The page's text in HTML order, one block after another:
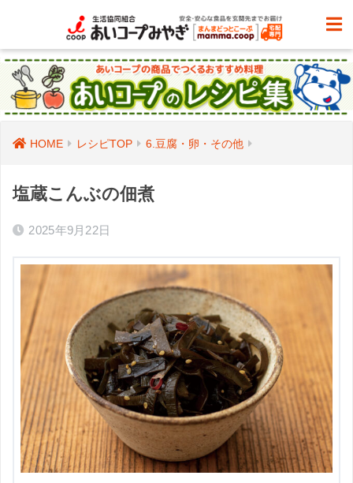
HOME レシピTOP 6.豆腐・卵・その他
塩蔵こんぶの佃煮
2025年9月22日